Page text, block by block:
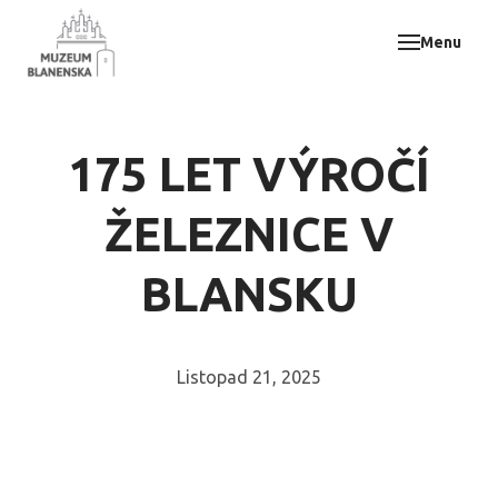
Menu
175 LET VÝROČÍ
ŽELEZNICE V
BLANSKU
Listopad 21, 2025